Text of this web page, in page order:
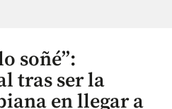
soñé”:
tras ser la
en llegar a